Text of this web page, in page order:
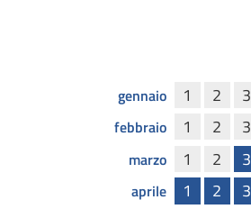
gennaio 1 2 3
febbraio 1 2 3
marzo 1 2 3
aprile 1 2 3